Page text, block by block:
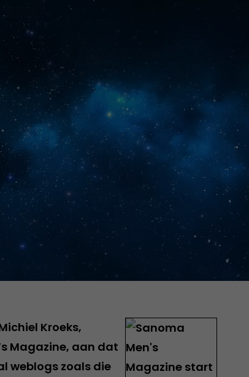
Kroeks,
Magazine, aan dat
weblogs zoals die